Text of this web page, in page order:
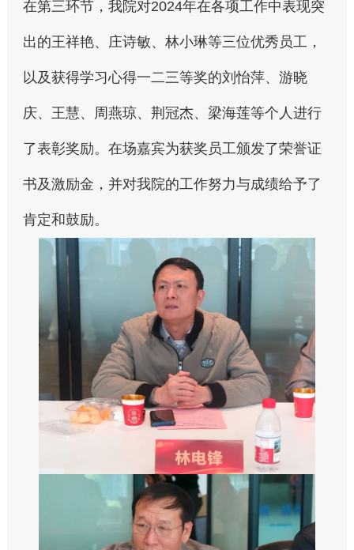
在第三环节，我院对2024年在各项工作中表现突
出的王祥艳、庄诗敏、林小琳等三位优秀员工，
以及获得学习心得一二三等奖的刘怡萍、游晓
庆、王慧、周燕琼、荆冠杰、梁海莲等个人进行
了表彰奖励。在场嘉宾为获奖员工颁发了荣誉证
书及激励金，并对我院的工作努力与成绩给予了
肯定和鼓励。